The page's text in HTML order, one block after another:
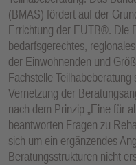
(BMAS) fördert auf der
Errichtung der EUTB®. Die
bedarfsgerechtes,
der Einwohnenden und
Fachstelle
Vernetzung der
nach dem Prinzip „Eine für
beantworten Fragen zu
sich um ein ergänzendes
Beratungsstrukturen nicht